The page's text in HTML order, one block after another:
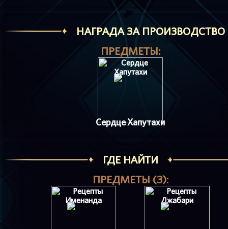
HАГРАДА ЗА ПРОИЗВОДСТВО
ПРЕДМЕТЫ:
Сердце Хапутахи
ГДЕ НАЙТИ
ПРЕДМЕТЫ (3):